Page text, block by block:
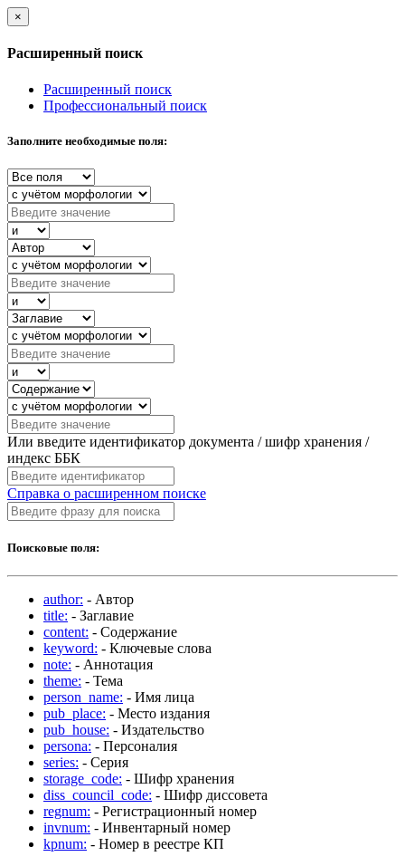
×
Расширенный поиск
Расширенный поиск
Профессиональный поиск
Заполните необходимые поля:
Или введите идентификатор документа / шифр хранения /
индекс ББК
Справка о расширенном поиске
Поисковые поля:
author: - Автор
title: - Заглавие
content: - Содержание
keyword: - Ключевые слова
note: - Аннотация
theme: - Тема
person_name: - Имя лица
pub_place: - Место издания
pub_house: - Издательство
persona: - Персоналия
series: - Серия
storage_code: - Шифр хранения
diss_council_code: - Шифр диссовета
regnum: - Регистрационный номер
invnum: - Инвентарный номер
kpnum: - Номер в реестре КП